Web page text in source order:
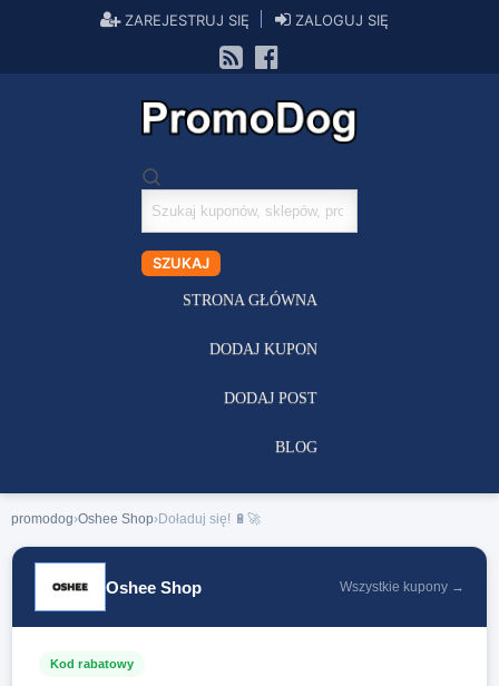
ZAREJESTRUJ SIĘ ZALOGUJ SIĘ
Szukaj
kuponów
SZUKAJ
STRONA GŁÓWNA
DODAJ KUPON
DODAJ POST
BLOG
promodog›Oshee Shop›Doładuj się! 🔋🚀
Oshee Shop Wszystkie kupony →
Kod rabatowy